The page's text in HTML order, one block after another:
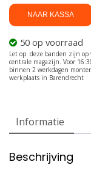
NAAR KASSA
50 op voorraad
Informatie
Beschrijving